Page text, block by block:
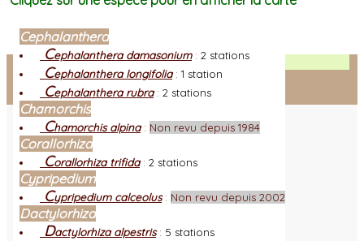
Facebook
Connexion adhérent
Cephalanthera
Cephalanthera damasonium: 2 stations
Cephalanthera longifolia: 1 station
Cephalanthera rubra: 2 stations
Chamorchis
Chamorchis alpina: Non revu depuis 1984
Corallorhiza
Corallorhiza trifida: 2 stations
Cypripedium
Cypripedium calceolus: Non revu depuis 2002
Dactylorhiza
Dactylorhiza alpestris: 5 stations